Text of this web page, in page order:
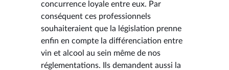
concurrence loyale entre eux. Par
conséquent ces professionnels
souhaiteraient que la législation prenne
enfin en compte la différenciation entre
vin et alcool au sein même de nos
réglementations. Ils demandent aussi la